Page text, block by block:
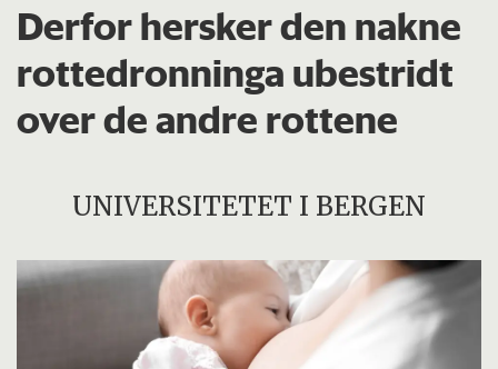
Derfor hersker den nakne
rottedronninga ubestridt
over de andre rottene
UNIVERSITETET I BERGEN